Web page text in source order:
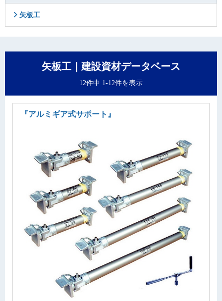
矢板工
矢板工｜建設資材データベース
12件中 1-12件を表示
『アルミギア式サポート』